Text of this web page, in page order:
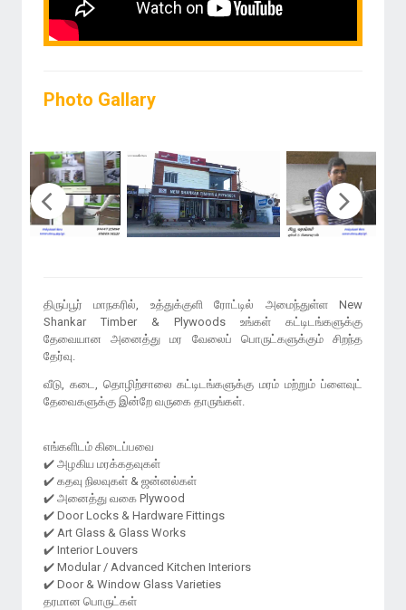
Photo Gallary
திருப்பூர் மாநகரில், உத்துக்குளி ரோட்டில் அமைந்துள்ள New
Shankar Timber & Plywoods உங்கள் கட்டிடங்களுக்கு
தேவையான அனைத்து மர வேலைப் பொருட்களுக்கும் சிறந்த
தேர்வு.
வீடு, கடை, தொழிற்சாலை கட்டிடங்களுக்கு மரம் மற்றும் ப்ளைவுட்
தேவைகளுக்கு இன்றே வருகை தாருங்கள்.
எங்களிடம் கிடைப்பவை
✔️ அழகிய மரக்கதவுகள்
✔️ கதவு நிலவுகள் & ஜன்னல்கள்
✔️ அனைத்து வகை Plywood
✔️ Door Locks & Hardware Fittings
✔️ Art Glass & Glass Works
✔️ Interior Louvers
✔️ Modular / Advanced Kitchen Interiors
✔️ Door & Window Glass Varieties
தரமான பொருட்கள்